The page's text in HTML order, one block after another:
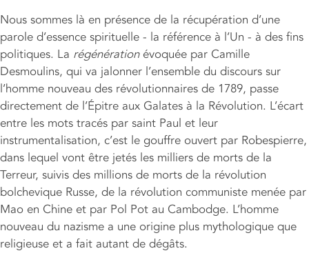
Nous sommes là en présence de la récupération d’une
parole d’essence spirituelle - la référence à l’Un - à des fins
politiques. La régénérationévoquée par Camille
Desmoulins, qui va jalonner l’ensemble du discours sur
l’homme nouveau des révolutionnaires de 1789, passe
directement de l’Épitre aux Galates à la Révolution. L’écart
entre les mots tracés par saint Paul et leur
instrumentalisation, c’est le gouffre ouvert par Robespierre,
dans lequel vont être jetés les milliers de morts de la
Terreur, suivis des millions de morts de la révolution
bolchevique Russe, de la révolution communiste menée par
Mao en Chine et par Pol Pot au Cambodge. L’homme
nouveau du nazisme a une origine plus mythologique que
religieuse et a fait autant de dégâts.